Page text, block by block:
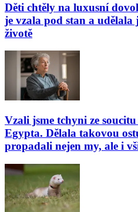
Děti chtěly na luxusní
je vzala pod stan a
životě
Vzali jsme tchyni ze
Egypta. Dělala takovou
propadali nejen my, ale i